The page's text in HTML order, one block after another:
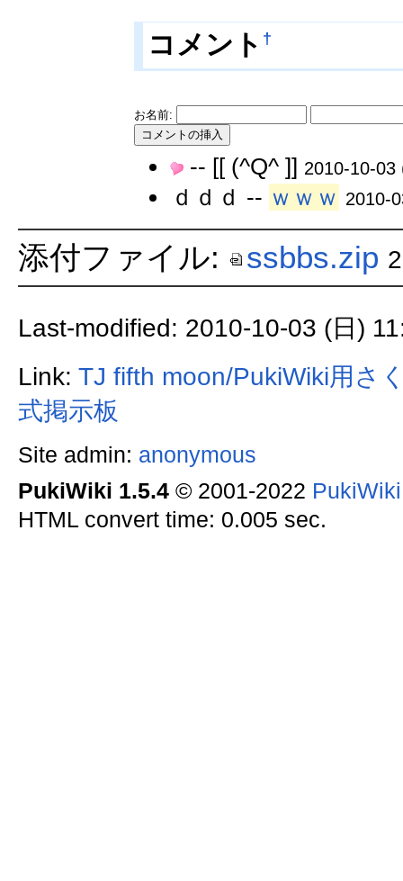
コメント †
お名前:
-- [[ (^Q^ ]] 2010-10-03
ｄｄｄ -- ｗｗｗ 2010-
添付ファイル: ssbbs.zip
Last-modified: 2010-10-03 (日)
Link: TJ fifth moon/PukiWiki用さ
式掲示板
Site admin: anonymous
PukiWiki 1.5.4© 2001-2022
HTML convert time: 0.005 sec.